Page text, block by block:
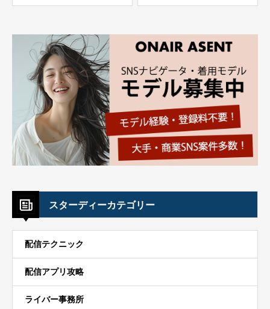
スターディーカテゴリー
配信テクニック
配信アプリ攻略
ライバー事務所